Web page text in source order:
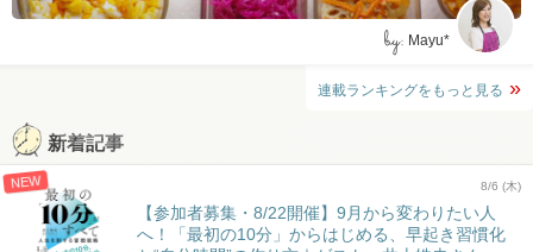
by: Mayu*
連載ランキングをもっと見る
新着記事
NEW 8/6 (木)
【参加者募集・8/22開催】9月から変わりたい人
へ！「最初の10分」からはじめる、早起き習慣化